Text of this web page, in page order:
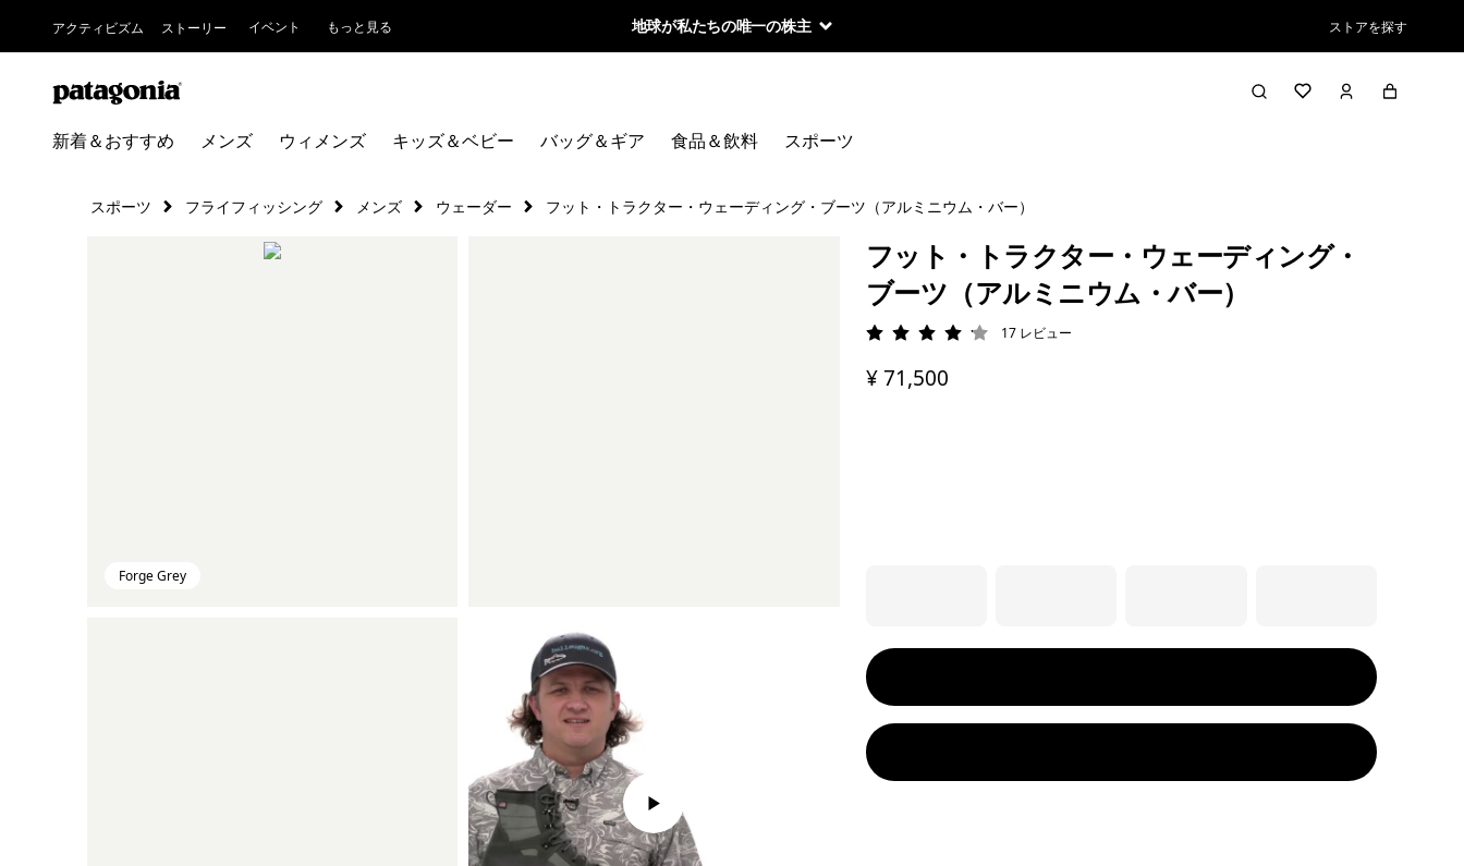
アクティビズム ストーリー イベント もっと見る 地球が私たちの唯一の株主 ストアを探す
新着＆おすすめ メンズ ウィメンズ キッズ＆ベビー バッグ＆ギア 食品＆飲料 スポーツ
スポーツ フライフィッシング メンズ ウェーダー フット・トラクター・ウェーディング・ブーツ（アルミニウム・バー）
Forge Grey
フット・トラクター・ウェーディング・
ブーツ（アルミニウム・バー）
評価: 4.2 / 5
17 レビュー
¥ 71,500